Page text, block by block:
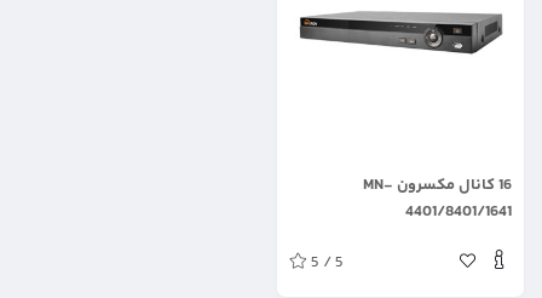
16 کانال مکسرون MN-
4401/8401/1641
5 / 5